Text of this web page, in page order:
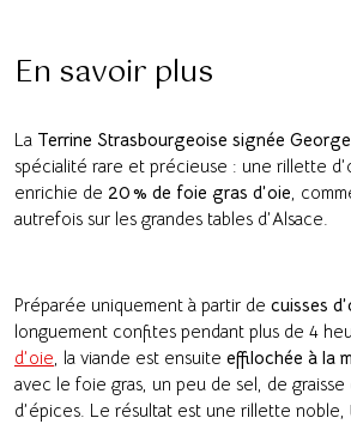
En savoir plus
La Terrine Strasbourgeoise signée
spécialité rare et précieuse : une rillette
enrichie de 20 % de foie gras d’oie,
autrefois sur les grandes tables d’Alsace.
Préparée uniquement à partir de cuisses
longuement confites pendant plus de 4
d’oie, la viande est ensuite effilochée à la
avec le foie gras, un peu de sel, de
d’épices. Le résultat est une rillette noble,